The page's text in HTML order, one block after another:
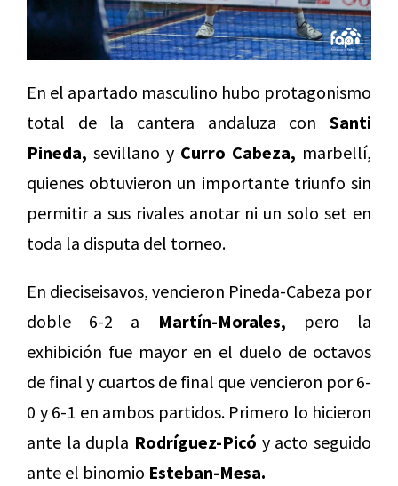
En el apartado masculino hubo protagonismo
total de la cantera andaluza con Santi
Pineda, sevillano y Curro Cabeza, marbellí,
quienes obtuvieron un importante triunfo sin
permitir a sus rivales anotar ni un solo set en
toda la disputa del torneo.
En dieciseisavos, vencieron Pineda-Cabeza por
doble 6-2 a Martín-Morales, pero la
exhibición fue mayor en el duelo de octavos
de final y cuartos de final que vencieron por 6-
0 y 6-1 en ambos partidos. Primero lo hicieron
ante la dupla Rodríguez-Picó y acto seguido
ante el binomio Esteban-Mesa.